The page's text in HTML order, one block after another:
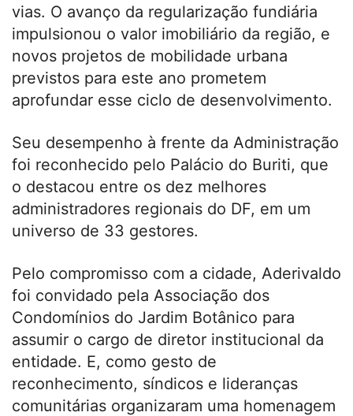
vias. O avanço da regularização fundiária
impulsionou o valor imobiliário da região, e
novos projetos de mobilidade urbana
previstos para este ano prometem
aprofundar esse ciclo de desenvolvimento.
Seu desempenho à frente da Administração
foi reconhecido pelo Palácio do Buriti, que
o destacou entre os dez melhores
administradores regionais do DF, em um
universo de 33 gestores.
Pelo compromisso com a cidade, Aderivaldo
foi convidado pela Associação dos
Condomínios do Jardim Botânico para
assumir o cargo de diretor institucional da
entidade. E, como gesto de
reconhecimento, síndicos e lideranças
comunitárias organizaram uma homenagem